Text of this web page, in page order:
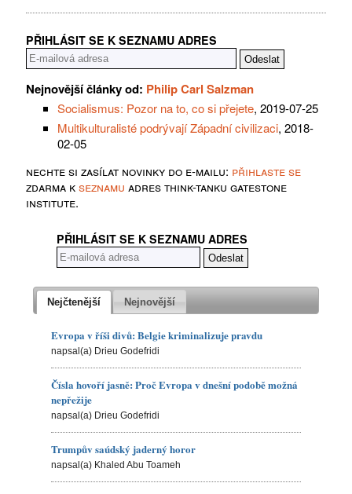
PŘIHLÁSIT SE K SEZNAMU ADRES
Nejnovější články od: Philip Carl Salzman
Socialismus: Pozor na to, co si přejete, 2019-07-25
Multikulturalisté podrývají Západní civilizaci, 2018-
02-05
nechte si zasílat novinky do e-mailu: přihlaste se
zdarma kseznamu adres think-tanku gatestone
institute.
PŘIHLÁSIT SE K SEZNAMU ADRES
Nejčtenější Nejnovější
Evropa v říši divů: Belgie kriminalizuje pravdu
napsal(a) Drieu Godefridi
Čísla hovoří jasně: Proč Evropa v dnešní podobě možná
nepřežije
napsal(a) Drieu Godefridi
Trumpův saúdský jaderný horor
napsal(a) Khaled Abu Toameh